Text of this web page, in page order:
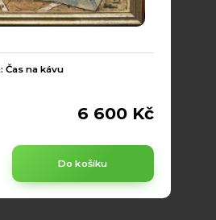
Čas na kávu
6 600 Kč
Do košíku